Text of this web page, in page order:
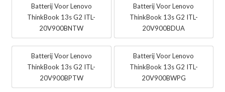
Batterij Voor Lenovo
ThinkBook 13s G2 ITL-
20V900BNTW
Batterij Voor Lenovo
ThinkBook 13s G2 ITL-
20V900BDUA
Batterij Voor Lenovo
ThinkBook 13s G2 ITL-
20V900BPTW
Batterij Voor Lenovo
ThinkBook 13s G2 ITL-
20V900BWPG